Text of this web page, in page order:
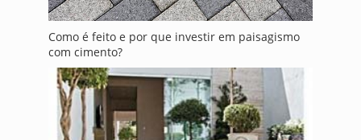
Como é feito e por que investir em paisagismo
com cimento?